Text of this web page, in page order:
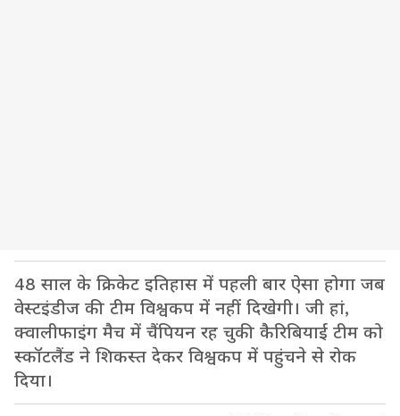
48 साल के क्रिकेट इतिहास में पहली बार ऐसा होगा जब
वेस्टइंडीज की टीम विश्वकप में नहीं दिखेगी। जी हां,
क्वालीफाइंग मैच में चैंपियन रह चुकी कैरिबियाई टीम को
स्कॉटलैंड ने शिकस्त देकर विश्वकप में पहुंचने से रोक
दिया।